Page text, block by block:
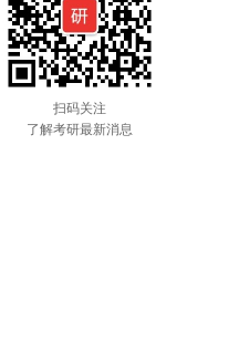
扫码关注
了解考研最新消息